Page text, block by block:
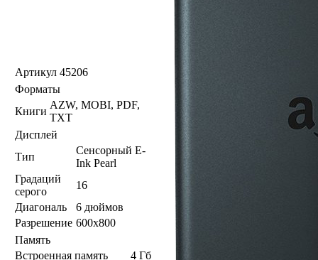
Артикул 45206
Форматы
Книги
AZW, MOBI, PDF,
TXT
Дисплей
Тип
Сенсорный E-
Ink Pearl
Градаций
серого
16
Диагональ
6 дюймов
Разрешение 600x800
Память
Встроенная память
4 Гб